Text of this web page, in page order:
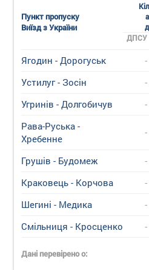
Пункт пропуску
Виїзд з України
ДПСУ
Ягодин - Дорогуськ -
Устилуг - Зосін
-
Угринiв - Долгобичув
-
Рава-Руська -
Хребенне
-
Грушів - Будомеж -
Краковець - Корчова
-
Шегині - Медика
-
Смільниця - Кросценко
-
Дані перевірено о: